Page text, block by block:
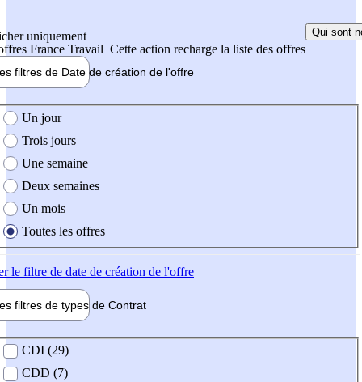
uniquement
France Travail Cette action recharge la liste des offres
Qui sont
filtres de Date de création de l'offre
création de l'offre
Un jour
Trois jours
Une semaine
Deux semaines
Un mois
Toutes les offres
le filtre de date de création de l'offre
filtres de types de Contrat
contrat
CDI (29)
CDD (7)